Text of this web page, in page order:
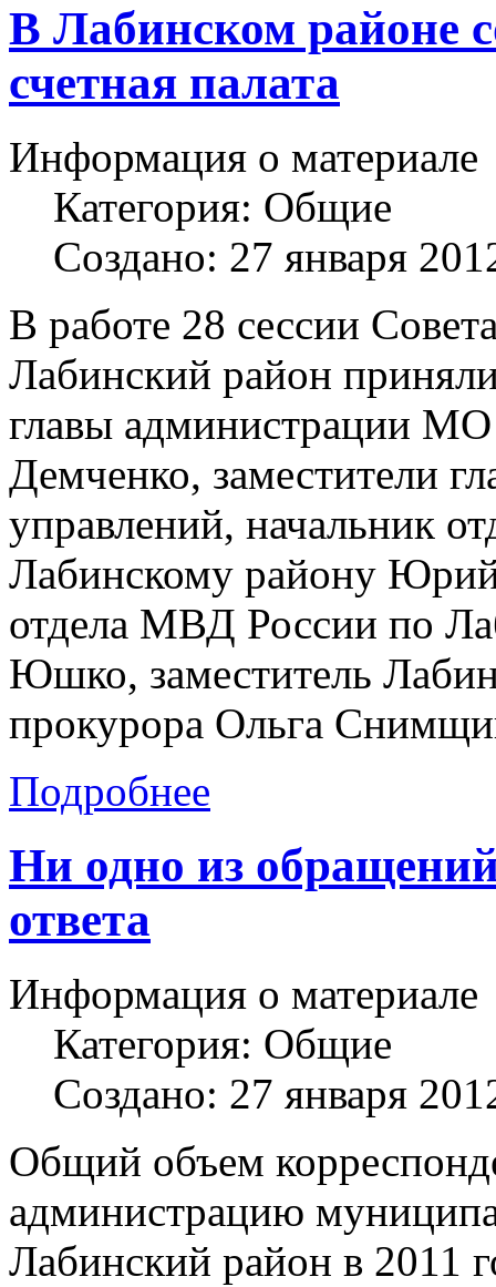
В Лабинском районе
счетная палата
Информация о материале
Категория: Общие
Создано: 27 января
В работе 28 сессии
Лабинский район
главы администрации
Демченко, заместители
управлений, начальник
Лабинскому району
отдела МВД России по
Юшко, заместитель
прокурора Ольга
Подробнее
Ни одно из
ответа
Информация о материале
Категория: Общие
Создано: 27 января
Общий объем
администрацию
Лабинский район в 2011